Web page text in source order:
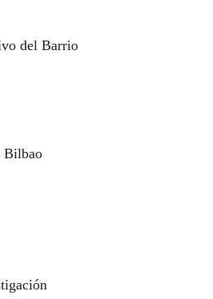
del Barrio
Bilbao